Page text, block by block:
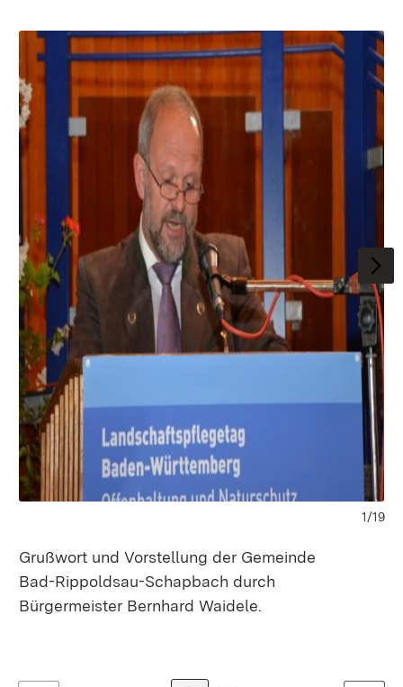
Grußwort und Vorstellung der Gemeinde
Bad-Rippoldsau-Schapbach durch
Bürgermeister Bernhard Waidele.
1/19